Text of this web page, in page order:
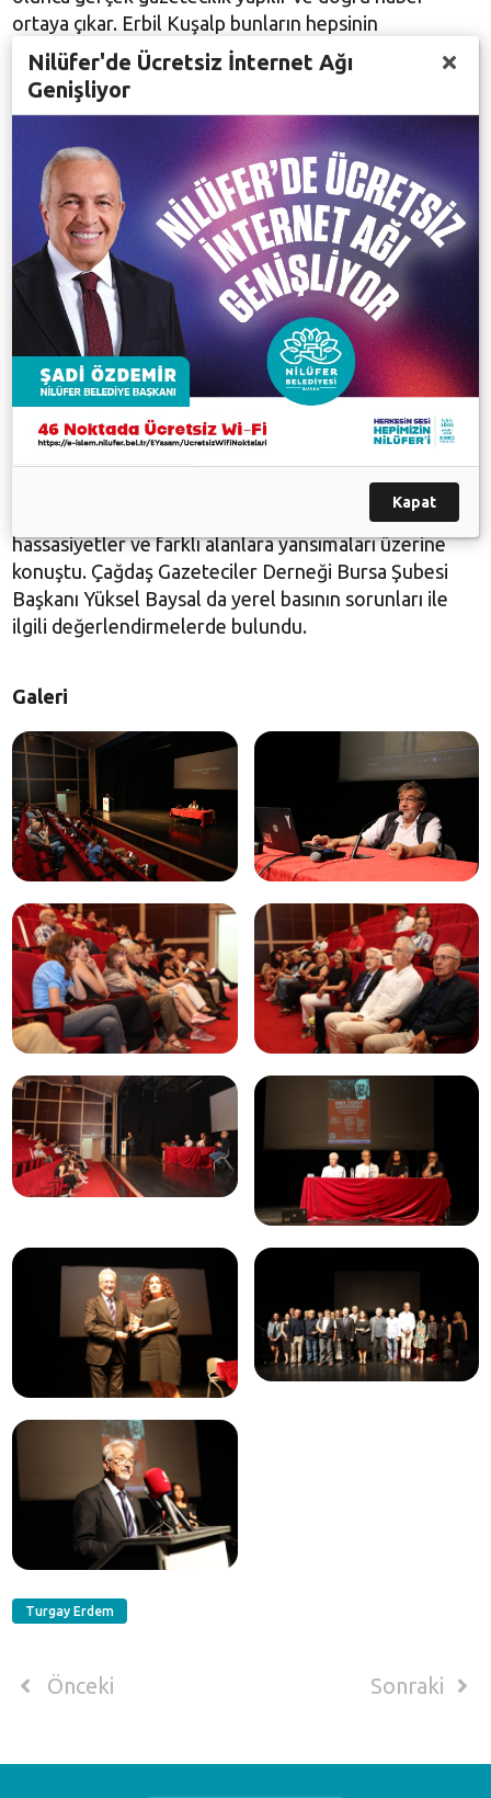
ortaya çıkar. Erbil Kuşalp bunların hepsinin
bütünüydü” dedi. Ödülünü Başkan Erdem’in elinden
alan Gönültaş, bu ödülü yerel basında çalışan kadın
meslektaşlarına ithaf etti.
İki gün süren III. Erbil Tuşalp Gazetecilik Günleri’nde
söyleşi ve paneller de düzenlendi. İlk gün L. Doğan
Tılıç tarafından ‘Çatışma Alanlarında Gazetecilik ve
Sorumluluk’ başlığında bir grup çalışması yapıldı. İkinci
gün Uğur Mumcu Sahnesi’nde Gazeteci, Yapımcı
Coşkun Aral fotoğraf ve görüntülerle ‘İki Göz, İki
Tanık ve Dünyayı Sarsan Olaylar’ konulu söyleşi
gerçekleştirdi. Geçirdiği kaza nedeniyle bu programa
katılamayan Fransa’dan Gazeteci, Yazar ve Yönetmen
Philippe Flandrin, programa video gönderdi.
Söyleşinin ardından ‘Felaket Gazeteciliği’ temasındaki
panelde CHP Bursa Milletvekili Kayıhan Pala, Faruk
Bildirici, Selçuk Candansayar, Hale Gönültaş, ve L.
Doğan Tılıç bu alanda ortaya konması gereken
hassasiyetler ve farklı alanlara yansımaları üzerine
konuştu. Çağdaş Gazeteciler Derneği Bursa Şubesi
Başkanı Yüksel Baysal da yerel basının sorunları ile
ilgili değerlendirmelerde bulundu.
Galeri
Turgay Erdem
Önceki Sonraki
Nilüfer'de Ücretsiz İnternet Ağı
Genişliyor
Kapat